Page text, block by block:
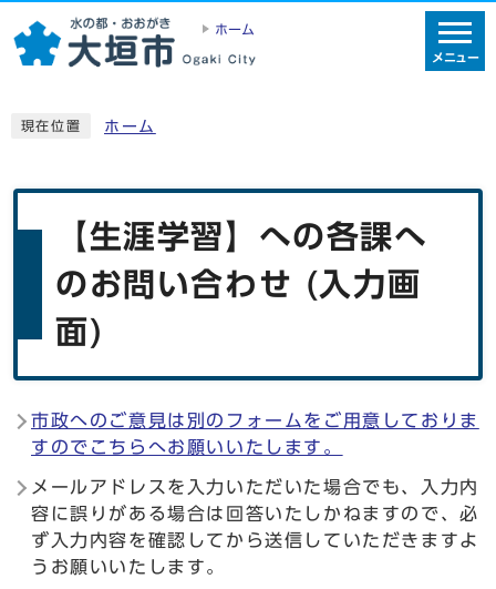
ホーム
メニュー
現在位置 ホーム
【生涯学習】への各課へ
のお問い合わせ (入力画
面)
市政へのご意見は別のフォームをご用意しておりま
すのでこちらへお願いいたします。
メールアドレスを入力いただいた場合でも、入力内
容に誤りがある場合は回答いたしかねますので、必
ず入力内容を確認してから送信していただきますよ
うお願いいたします。